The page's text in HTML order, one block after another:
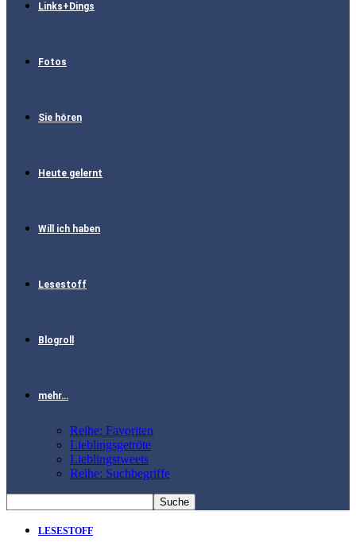
Links+Dings
Fotos
Sie hören
Heute gelernt
Will ich haben
Lesestoff
Blogroll
mehr…
Reihe: Favoriten
Lieblingsgetröte
Lieblingstweets
Reihe: Suchbegriffe
LESESTOFF